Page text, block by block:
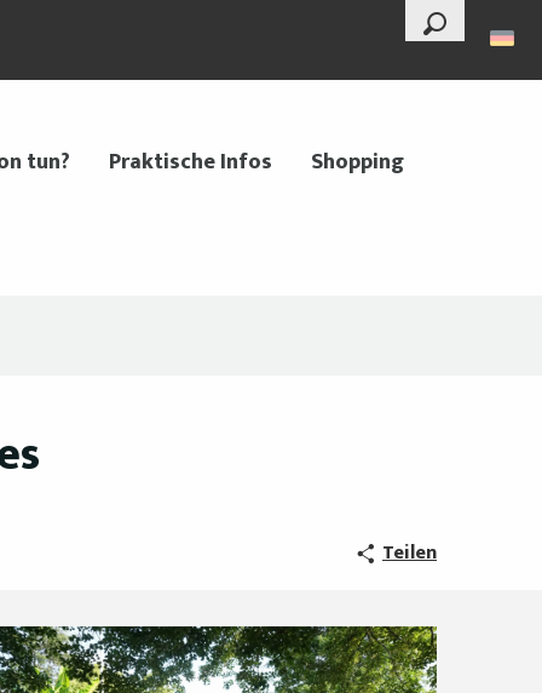
--°
Suche
tun? Praktische Infos Shopping
Teilen